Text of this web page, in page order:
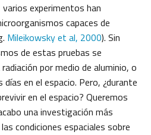
experimentos han
capaces de
Mileikowsky et al, 2000). Sin
de estas pruebas se
por medio de aluminio, o
en el espacio. Pero, ¿durante
en el espacio? Queremos
una investigación más
condiciones espaciales sobre